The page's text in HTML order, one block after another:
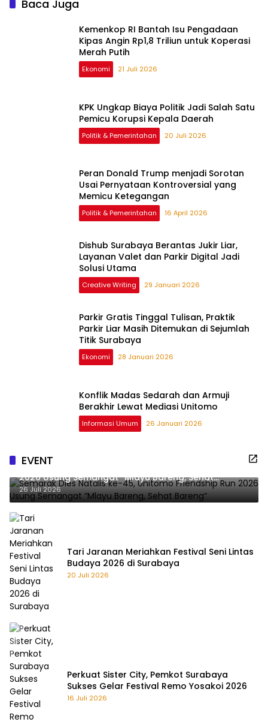
Baca Juga
Kemenkop RI Bantah Isu Pengadaan
Kipas Angin Rp1,8 Triliun untuk Koperasi
Merah Putih
Ekonomi 21 Juli 2026
KPK Ungkap Biaya Politik Jadi Salah Satu
Pemicu Korupsi Kepala Daerah
Politik & Pemerintahan 20 Juli 2026
Peran Donald Trump menjadi Sorotan
Usai Pernyataan Kontroversial yang
Memicu Ketegangan
Politik & Pemerintahan 16 April 2026
Dishub Surabaya Berantas Jukir Liar,
Layanan Valet dan Parkir Digital Jadi
Solusi Utama
Creative Writing 29 Januari 2026
Parkir Gratis Tinggal Tulisan, Praktik
Parkir Liar Masih Ditemukan di Sejumlah
Titik Surabaya
Ekonomi 28 Januari 2026
Konflik Madas Sedarah dan Armuji
Berakhir Lewat Mediasi Unitomo
Informasi Umum 26 Januari 2026
EVENT
Semarak Dies Natalis ke-45, Unitomo Friendship Run
2026 Usung Semangat “Mlayu Bareng, Sehat
Bareng”
26 Juli 2026
Tari Jaranan Meriahkan Festival Seni Lintas
Budaya 2026 di Surabaya
20 Juli 2026
Perkuat Sister City, Pemkot Surabaya
Sukses Gelar Festival Remo Yosakoi 2026
16 Juli 2026